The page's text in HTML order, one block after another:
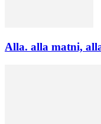
Alla. alla matni,